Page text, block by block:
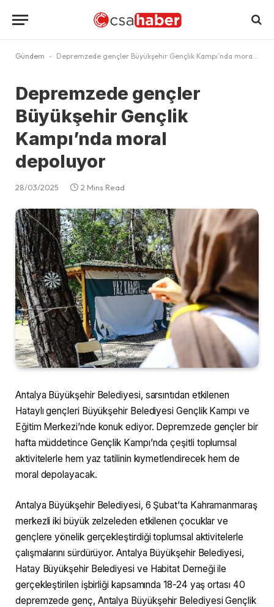
Gündem - Depremzede gençler Büyükşehir Gençlik Kampı’nda moral depoluyor
Depremzede gençler
Büyükşehir Gençlik
Kampı’nda moral
depoluyor
28/03/2025 2 Mins Read
Antalya Büyükşehir Belediyesi, sarsıntıdan etkilenen
Hataylı gençleri Büyükşehir Belediyesi Gençlik Kampı ve
Eğitim Merkezi’nde konuk ediyor. Depremzede gençler bir
hafta müddetince Gençlik Kampı’nda çeşitli toplumsal
aktivitelerle hem yaz tatilinin kıymetlendirecek hem de
moral depolayacak.
Antalya Büyükşehir Belediyesi, 6 Şubat’ta Kahramanmaraş
merkezli iki büyük zelzeleden etkilenen çocuklar ve
gençlere yönelik gerçekleştirdiği toplumsal aktivitelerle
çalışmalarını sürdürüyor. Antalya Büyükşehir Belediyesi,
Hatay Büyükşehir Belediyesi ve Habitat Derneği ile
gerçekleştirilen işbirliği kapsamında 18-24 yaş ortası 40
depremzede genç, Antalya Büyükşehir Belediyesi Gençlik